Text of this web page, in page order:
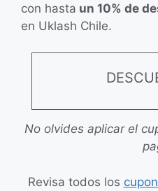
con hasta un 10% de
en Uklash Chile.
No olvides aplicar el
Revisa todos los